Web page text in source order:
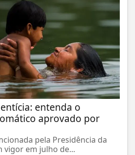
entenda o
aprovado por
pela Presidência da
vigor em julho de...